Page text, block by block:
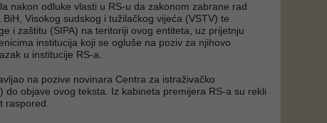
nakon odluke vlasti u RS-u da zakonom zabrane rad
BiH, Visokog sudskog i tužilačkog vijeća (VSTV) te
i zaštitu (SIPA) na teritoriji ovog entiteta, uz prijetnju
institucija koji se ogluše na poziv za njihovo
u institucije RS-a.
na pozive novinara Centra za istraživačko
do objave ovog teksta. Iz kabineta premijera RS-a su rekli
raspored.